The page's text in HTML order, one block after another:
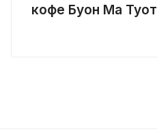
кофе Буон Ма Туот